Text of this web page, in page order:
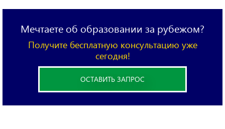
Мечтаете об образовании за рубежом?
Получите бесплатную консультацию уже
сегодня!
ОСТАВИТЬ ЗАПРОС